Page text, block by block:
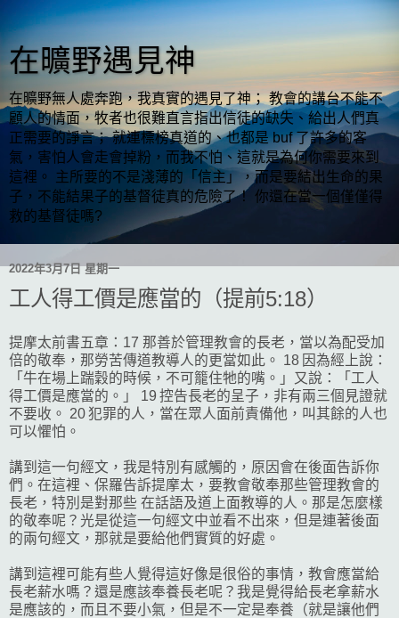
在曠野遇見神
在曠野無人處奔跑，我真實的遇見了神； 教會的講台不能不
顧人的情面，牧者也很難直言指出信徒的缺失、給出人們真
正需要的諍言； 就連標榜真道的、也都是 buf 了許多的客
氣，害怕人會走會掉粉，而我不怕、這就是為何你需要來到
這裡。 主所要的不是淺薄的「信主」，而是要結出生命的果
子，不能結果子的基督徒真的危險了！ 你還在當一個僅僅得
救的基督徒嗎?
2022年3月7日 星期一
工人得工價是應當的（提前5:18）
提摩太前書五章：17 那善於管理教會的長老，當以為配受加
倍的敬奉，那勞苦傳道教導人的更當如此。 18 因為經上說：
「牛在場上踹穀的時候，不可籠住牠的嘴。」又說：「工人
得工價是應當的。」 19 控告長老的呈子，非有兩三個見證就
不要收。 20 犯罪的人，當在眾人面前責備他，叫其餘的人也
可以懼怕。
講到這一句經文，我是特別有感觸的，原因會在後面告訴你
們。在這裡、保羅告訴提摩太，要教會敬奉那些管理教會的
長老，特別是對那些 在話語及道上面教導的人。那是怎麼樣
的敬奉呢？光是從這一句經文中並看不出來，但是連著後面
的兩句經文，那就是要給他們實質的好處。
講到這裡可能有些人覺得這好像是很俗的事情，教會應當給
長老薪水嗎？還是應該奉養長老呢？我是覺得給長老拿薪水
是應該的，而且不要小氣，但是不一定是奉養（就是讓他們